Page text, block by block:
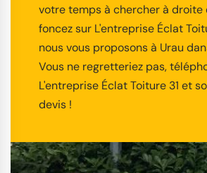
votre temps à chercher à droite
foncez sur L'entreprise Éclat
nous vous proposons à Urau
Vous ne regretteriez pas,
L'entreprise Éclat Toiture 31 et
devis !